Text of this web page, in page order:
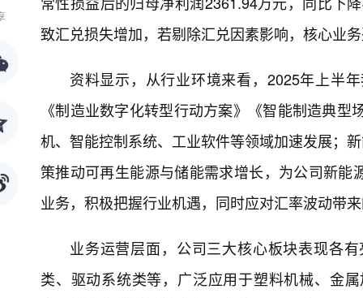
致汇兑损失增加，若剔除汇兑因素影响，核心业
资料显示，从行业环境来看，2025年上半
《制造业数字化转型行动方案》《智能制造典
机、智能控制系统、工业软件等领域加速发展；
策推动可再生能源与储能需求增长，为公司新
业务，积极把握行业机遇，同时应对汇率波动带
业务运营层面，公司三大核心板块表现各
类、驱动系统类等，广泛应用于塑料机械、金